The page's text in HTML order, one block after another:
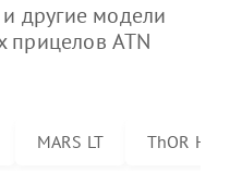
другие модели
прицелов ATN
MARS LT ThOR HD